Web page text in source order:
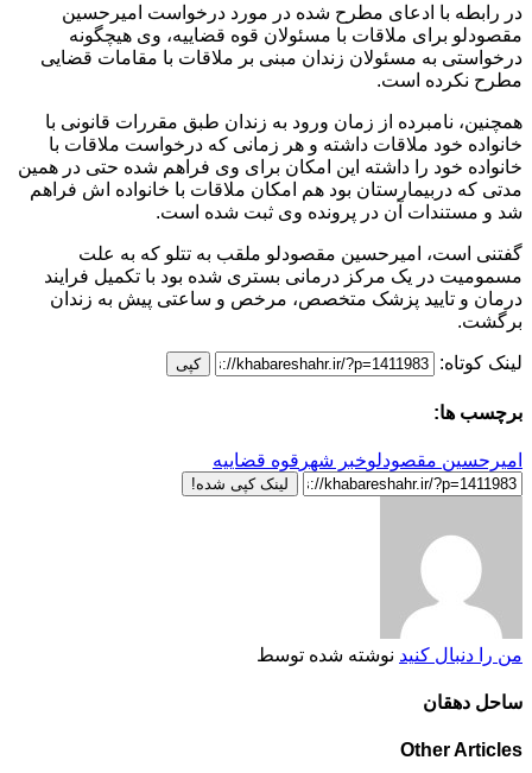
در رابطه با ادعای مطرح شده در مورد درخواست امیرحسین
مقصودلو برای ملاقات با مسئولان قوه قضاییه، وی هیچگونه
درخواستی به مسئولان زندان مبنی بر ملاقات با مقامات قضایی
مطرح نکرده است.
همچنین، نامبرده از زمان ورود به زندان طبق مقررات قانونی با
خانواده خود ملاقات داشته و هر زمانی که درخواست ملاقات با
خانواده خود را داشته این امکان برای وی فراهم شده حتی در همین
مدتی که دربیمارستان بود هم امکان ملاقات با خانواده اش فراهم
شد و مستندات آن در پرونده وی ثبت شده است.
گفتنی است، امیرحسین مقصودلو ملقب به تتلو که به علت
مسمومیت در یک مرکز درمانی بستری شده بود با تکمیل فرایند
درمان و تایید پزشک متخصص، مرخص و ساعتی پیش به زندان
برگشت.
لینک کوتاه: کپی
برچسب ها:
امیرحسین مقصودلوخبر شهر قوه قضاییه
لینک کپی شده!
من را دنبال کنید نوشته شده توسط
ساحل دهقان
Other Articles